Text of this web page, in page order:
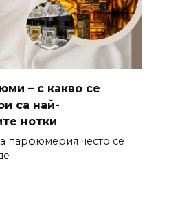
– с какво се
са най-
нотки
парфюмерия често се